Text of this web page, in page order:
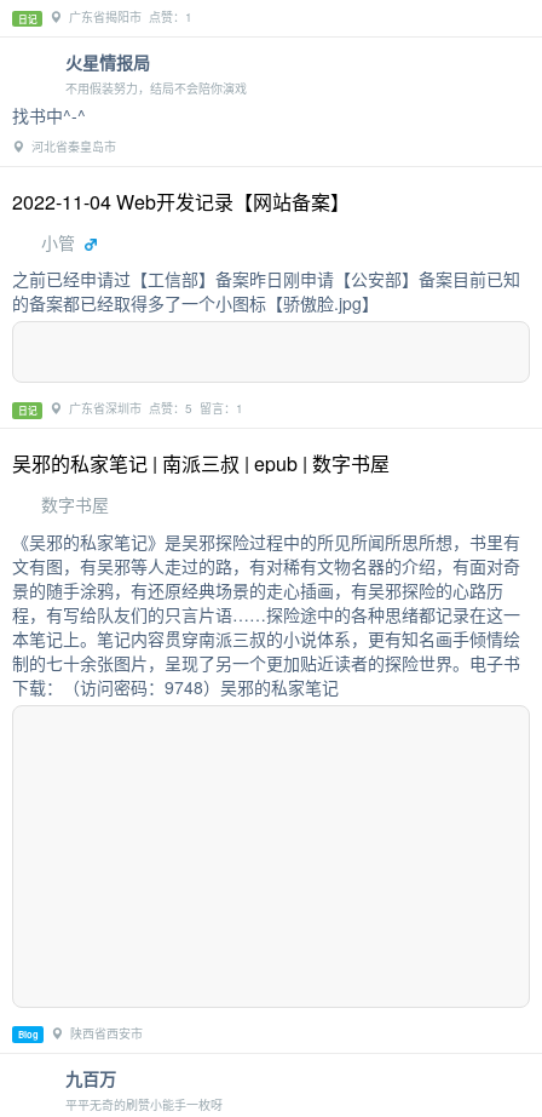
日记 广东省揭阳市 点赞：1
火星情报局
不用假装努力，结局不会陪你演戏
找书中^-^
河北省秦皇岛市
2022-11-04 Web开发记录【网站备案】
小管
之前已经申请过【工信部】备案昨日刚申请【公安部】备案目前已知
的备案都已经取得多了一个小图标【骄傲脸.jpg】
日记 广东省深圳市 点赞：5 留言：1
吴邪的私家笔记 | 南派三叔 | epub | 数字书屋
数字书屋
《吴邪的私家笔记》是吴邪探险过程中的所见所闻所思所想，书里有
文有图，有吴邪等人走过的路，有对稀有文物名器的介绍，有面对奇
景的随手涂鸦，有还原经典场景的走心插画，有吴邪探险的心路历
程，有写给队友们的只言片语……探险途中的各种思绪都记录在这一
本笔记上。笔记内容贯穿南派三叔的小说体系，更有知名画手倾情绘
制的七十余张图片，呈现了另一个更加贴近读者的探险世界。电子书
下载：（访问密码：9748）吴邪的私家笔记
Blog 陕西省西安市
九百万
平平无奇的刷赞小能手一枚呀